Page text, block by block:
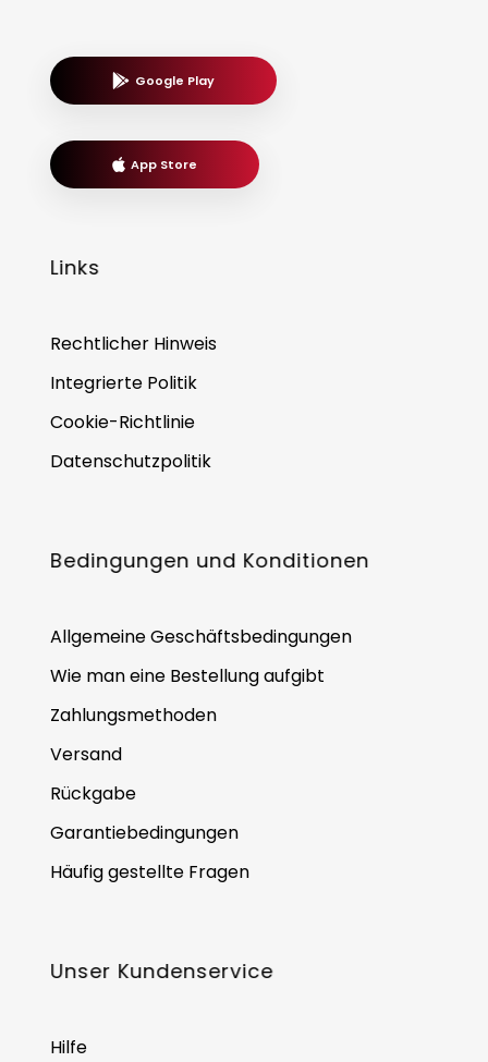
Google Play
App Store
Links
Rechtlicher Hinweis
Integrierte Politik
Cookie-Richtlinie
Datenschutzpolitik
Bedingungen und Konditionen
Allgemeine Geschäftsbedingungen
Wie man eine Bestellung aufgibt
Zahlungsmethoden
Versand
Rückgabe
Garantiebedingungen
Häufig gestellte Fragen
Unser Kundenservice
Hilfe